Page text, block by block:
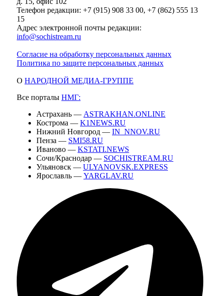
Телефон редакции: +7 (915) 908 33 00, +7 (862) 555 13
15
Адрес электронной почты редакции:
info@sochistream.ru
Согласие на обработку персональных данных
Политика по защите персональных данных
О НАРОДНОЙ МЕДИА-ГРУППЕ
Все порталы НМГ:
Астрахань — ASTRAKHAN.ONLINE
Кострома — K1NEWS.RU
Нижний Новгород — IN_NNOV.RU
Пенза — SMI58.RU
Иваново — KSTATI.NEWS
Сочи/Краснодар — SOCHISTREAM.RU
Ульяновск — ULYANOVSK.EXPRESS
Ярославль — YARGLAV.RU